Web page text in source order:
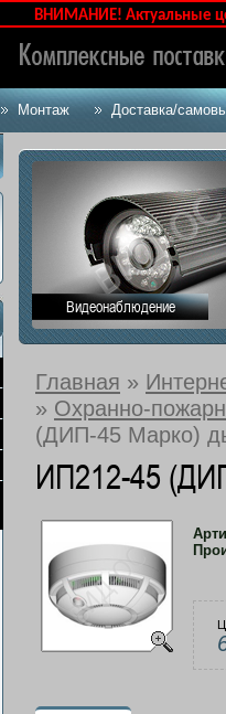
Монтаж Доставка/
ВНИМАНИЕ! Актуальные
Видеонаблюдение
Главная »
» Охранно-
(ДИП-45 Марко)
ИП212-45